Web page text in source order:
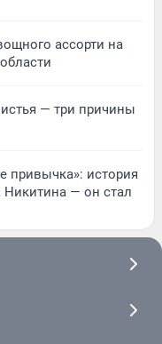
ассорти на
— три причины
привычка»: история
— он стал